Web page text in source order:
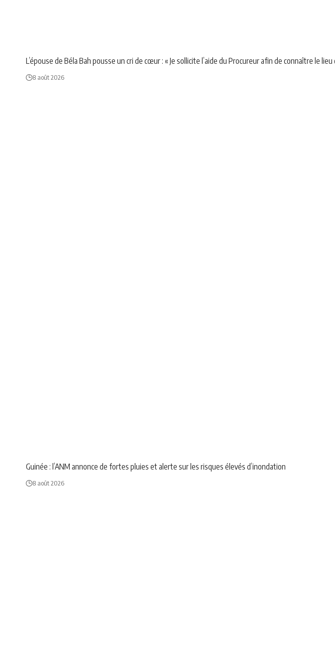
L’épouse de Béla Bah pousse un cri de cœur : « Je sollicite l’aide du Procureur afin de connaître le
8 août 2026
Guinée : l’ANM annonce de fortes pluies et alerte sur les risques élevés d’inondation
8 août 2026